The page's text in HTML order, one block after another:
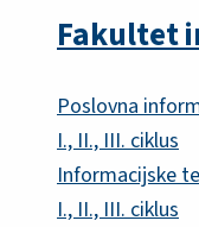
Fakultet
Poslovna
I., II., III. ciklus
Informacijske
I., II., III. ciklus